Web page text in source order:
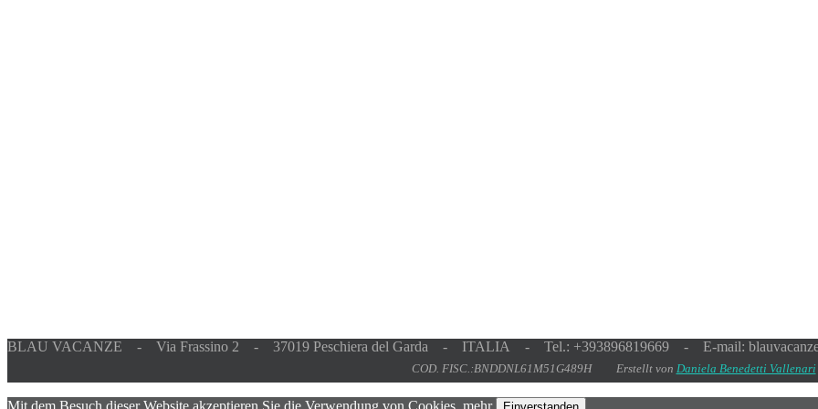
BLAU VACANZE - Via Frassino 2 - 37019 Peschiera del Garda - ITALIA - Tel.: +393896819669 - E-mail:
COD. FISC.:BNDDNL61M51G489H Erstellt von Daniela Benedetti Vallenari
Mit dem Besuch dieser Website akzeptieren Sie die Verwendung von Cookies. mehr